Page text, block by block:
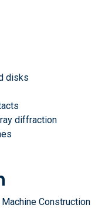
disks
diffraction
Construction